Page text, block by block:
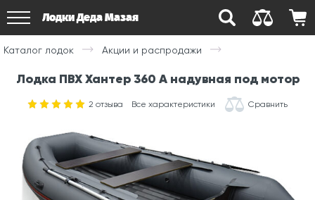
Лодки Деда Мазая
Каталог лодок Акции и распродажи
Лодка ПВХ Хантер 360 А надувная под мотор
2 отзыва Все характеристики Сравнить